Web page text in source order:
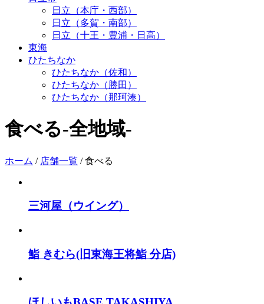
日立（本庁・西部）
日立（多賀・南部）
日立（十王・豊浦・日高）
東海
ひたちなか
ひたちなか（佐和）
ひたちなか（勝田）
ひたちなか（那珂湊）
食べる-全地域-
ホーム / 店舗一覧 /食べる
三河屋（ウイング）
鮨 きむら(旧東海王将鮨 分店)